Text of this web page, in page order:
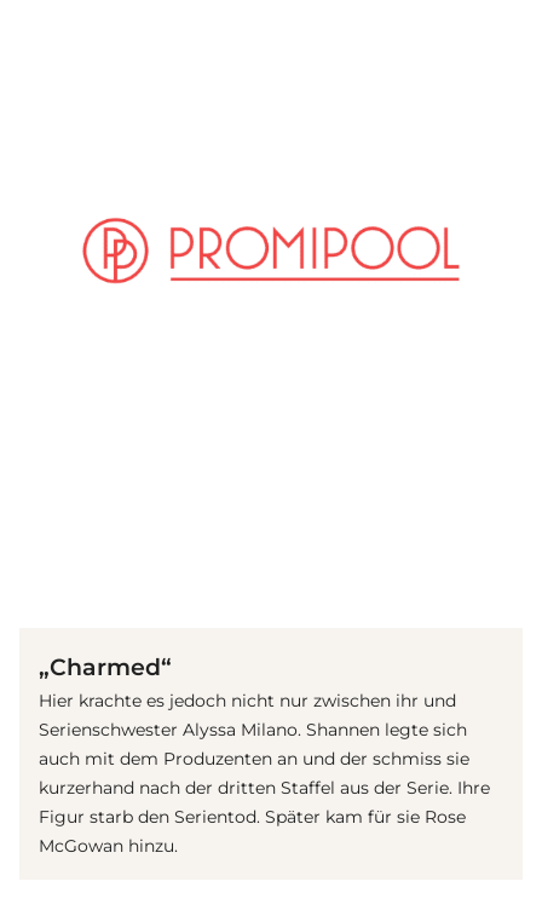
„Charmed“
Hier krachte es jedoch nicht nur zwischen ihr und
Serienschwester Alyssa Milano. Shannen legte sich
auch mit dem Produzenten an und der schmiss sie
kurzerhand nach der dritten Staffel aus der Serie. Ihre
Figur starb den Serientod. Später kam für sie Rose
McGowan hinzu.